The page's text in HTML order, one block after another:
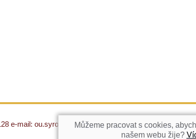
e-mail: ou.syrovatka@c-box.czMůžeme pracovat s cookies,
našem webu žije?